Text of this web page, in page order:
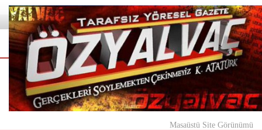
Masaüstü Site Görünümü